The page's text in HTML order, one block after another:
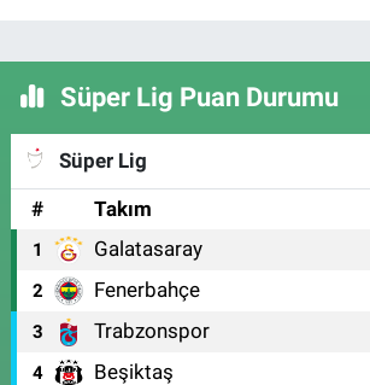
Süper Lig Puan Durumu
Süper Lig
#
Takım
1 Galatasaray
2 Fenerbahçe
3 Trabzonspor
4 Beşiktaş